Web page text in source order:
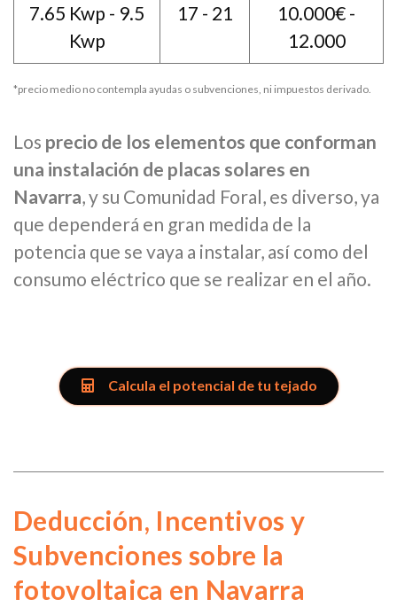
7.65 Kwp - 9.5
Kwp
17 - 21
10.000€ -
12.000
*precio medio no contempla ayudas o subvenciones, ni impuestos derivado.
Los precio de los elementos que conforman
una instalación de placas solares en
Navarra, y su Comunidad Foral, es diverso, ya
que dependerá en gran medida de la
potencia que se vaya a instalar, así como del
consumo eléctrico que se realizar en el año.
Calcula el potencial de tu tejado
Deducción, Incentivos y
Subvenciones sobre la
fotovoltaica en Navarra